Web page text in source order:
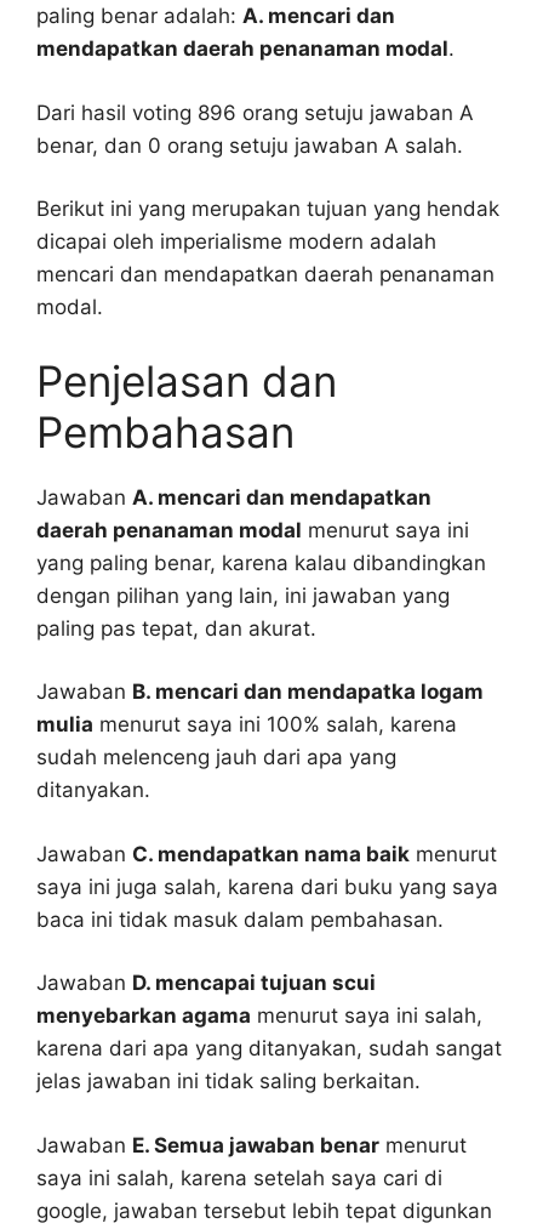
paling benar adalah: A. mencari dan
mendapatkan daerah penanaman modal.
Dari hasil voting 896 orang setuju jawaban A
benar, dan 0 orang setuju jawaban A salah.
Berikut ini yang merupakan tujuan yang hendak
dicapai oleh imperialisme modern adalah
mencari dan mendapatkan daerah penanaman
modal.
Penjelasan dan
Pembahasan
Jawaban A. mencari dan mendapatkan
daerah penanaman modal menurut saya ini
yang paling benar, karena kalau dibandingkan
dengan pilihan yang lain, ini jawaban yang
paling pas tepat, dan akurat.
Jawaban B. mencari dan mendapatka logam
mulia menurut saya ini 100% salah, karena
sudah melenceng jauh dari apa yang
ditanyakan.
Jawaban C. mendapatkan nama baik menurut
saya ini juga salah, karena dari buku yang saya
baca ini tidak masuk dalam pembahasan.
Jawaban D. mencapai tujuan scui
menyebarkan agama menurut saya ini salah,
karena dari apa yang ditanyakan, sudah sangat
jelas jawaban ini tidak saling berkaitan.
Jawaban E. Semua jawaban benar menurut
saya ini salah, karena setelah saya cari di
google, jawaban tersebut lebih tepat digunkan